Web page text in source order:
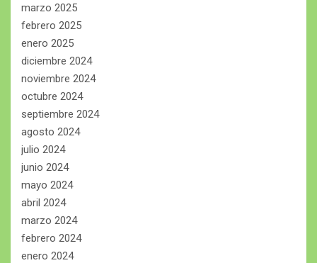
marzo 2025
febrero 2025
enero 2025
diciembre 2024
noviembre 2024
octubre 2024
septiembre 2024
agosto 2024
julio 2024
junio 2024
mayo 2024
abril 2024
marzo 2024
febrero 2024
enero 2024